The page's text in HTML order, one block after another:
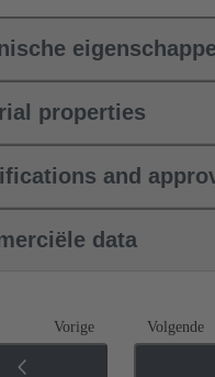
properties
and
data
Vorige Volgende